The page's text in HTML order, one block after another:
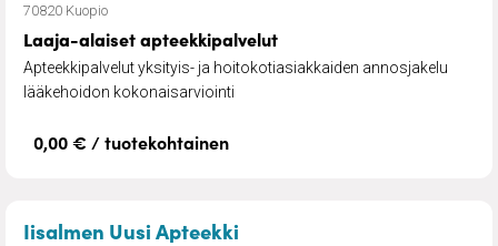
70820 Kuopio
Laaja-alaiset apteekkipalvelut
Apteekkipalvelut yksityis- ja hoitokotiasiakkaiden annosjakelu
lääkehoidon kokonaisarviointi
0,00 € / tuotekohtainen
Iisalmen Uusi Apteekki